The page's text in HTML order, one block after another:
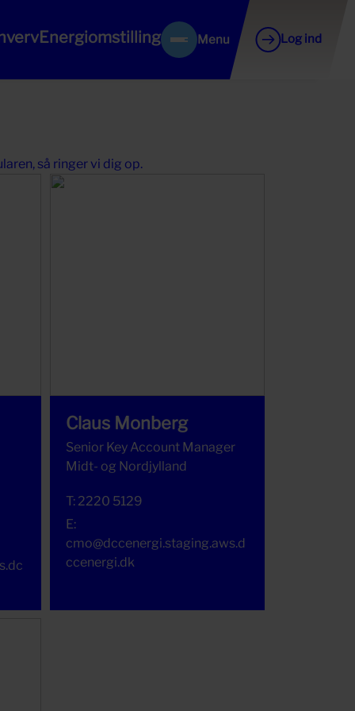
Energiomstilling Menu Log ind
så ringer vi dig op.
Claus Monberg
Senior Key Account Manager
Midt- og Nordjylland
T: 2220 5129
E:
cmo@dccenergi.staging.aws.d
ccenergi.dk